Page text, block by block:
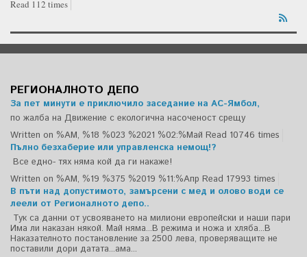
Read 112 times
РЕГИОНАЛНОТО ДЕПО
За пет минути е приключило заседание на АС-Ямбол,
по жалба на Движение с екологична насоченост срещу
Written on %AM, %18 %023 %2021 %02:%Май Read 10746 times
Пълно безхаберие или управленска немощ!?
Все едно- тях няма кой да ги накаже!
Written on %AM, %19 %375 %2019 %11:%Апр Read 17993 times
В пъти над допустимото, замърсени с мед и олово води се
леели от Регионалното депо..
Тук са данни от усвояването на милиони европейски и наши пари
Има ли наказан някой. Май няма...В режима и ножа и хляба...В
Наказателното постановление за 2500 лева, проверяващите не
поставили дори датата...ама...